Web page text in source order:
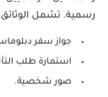
رسمية. تشمل الوثائق
جواز سفر
استمارة طلب
صور شخصية.